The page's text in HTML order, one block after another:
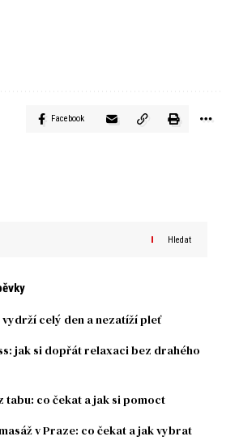
Facebook
Hledat
celý den a nezatíží pleť
jak si dopřát relaxaci bez drahého
tabu: co čekat a jak si pomoct
v Praze: co čekat a jak vybrat